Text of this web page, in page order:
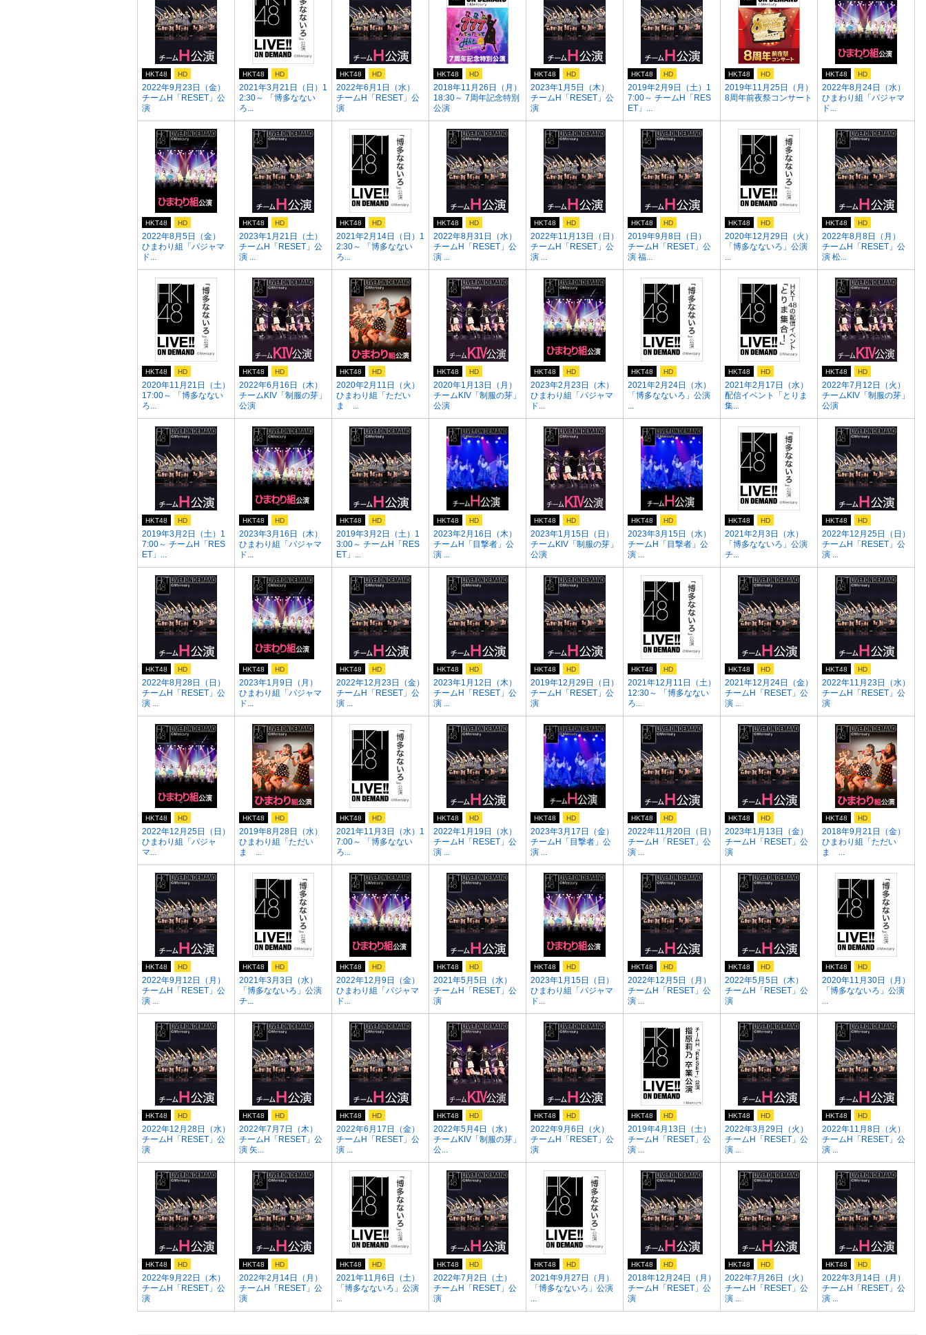
2022年9月23日（金）
チームH「RESET」公
演
HKT48 HD
2021年3月21日（日）1
2:30～ 「博多なない
ろ...
HKT48 HD
2022年6月1日（水）
チームH「RESET」公
演
HKT48 HD
2018年11月26日（月）
18:30～ 7周年記念特別
公演
HKT48 HD
2023年1月5日（木）
チームH「RESET」公
演
HKT48 HD
2019年2月9日（土）1
7:00～ チームH「RES
ET」...
HKT48 HD
2019年11月25日（月）
8周年前夜祭コンサート
HKT48 HD
2022年8月24日（水）
ひまわり組「パジャマ
ド...
HKT48 HD
2022年8月5日（金）
ひまわり組「パジャマ
ド...
HKT48 HD
2023年1月21日（土）
チームH「RESET」公
演 ...
HKT48 HD
2021年2月14日（日）1
2:30～ 「博多なない
ろ...
HKT48 HD
2022年8月31日（水）
チームH「RESET」公
演 ...
HKT48 HD
2022年11月13日（日）
チームH「RESET」公
演 ...
HKT48 HD
2019年9月8日（日）
チームH「RESET」公
演 福...
HKT48 HD
2020年12月29日（火）
「博多なないろ」公演
...
HKT48 HD
2022年8月8日（月）
チームH「RESET」公
演 松...
HKT48 HD
2020年11月21日（土）
17:00～ 「博多なない
ろ...
HKT48 HD
2022年6月16日（木）
チームKIV「制服の芽」
公演
HKT48 HD
2020年2月11日（火）
ひまわり組「ただい
ま ...
HKT48 HD
2020年1月13日（月）
チームKIV「制服の芽」
公演
HKT48 HD
2023年2月23日（木）
ひまわり組「パジャマ
ド...
HKT48 HD
2021年2月24日（水）
「博多なないろ」公演
...
HKT48 HD
2021年2月17日（水）
配信イベント「とりま
集...
HKT48 HD
2022年7月12日（火）
チームKIV「制服の芽」
公演
HKT48 HD
2019年3月2日（土）1
7:00～ チームH「RES
ET」...
HKT48 HD
2023年3月16日（木）
ひまわり組「パジャマ
ド...
HKT48 HD
2019年3月2日（土）1
3:00～ チームH「RES
ET」...
HKT48 HD
2023年2月16日（木）
チームH「目撃者」公
演 ...
HKT48 HD
2023年1月15日（日）
チームKIV「制服の芽」
公演
HKT48 HD
2023年3月15日（水）
チームH「目撃者」公
演 ...
HKT48 HD
2021年2月3日（水）
「博多なないろ」公演
チ...
HKT48 HD
2022年12月25日（日）
チームH「RESET」公
演 ...
HKT48 HD
2022年8月28日（日）
チームH「RESET」公
演 ...
HKT48 HD
2023年1月9日（月）
ひまわり組「パジャマ
ド...
HKT48 HD
2022年12月23日（金）
チームH「RESET」公
演 ...
HKT48 HD
2023年1月12日（木）
チームH「RESET」公
演 ...
HKT48 HD
2019年12月29日（日）
チームH「RESET」公
演
HKT48 HD
2021年12月11日（土）
12:30～ 「博多なない
ろ...
HKT48 HD
2021年12月24日（金）
チームH「RESET」公
演 ...
HKT48 HD
2022年11月23日（水）
チームH「RESET」公
演
HKT48 HD
2022年12月25日（日）
ひまわり組「パジャ
マ...
HKT48 HD
2019年8月28日（水）
ひまわり組「ただい
ま ...
HKT48 HD
2021年11月3日（水）1
7:00～ 「博多なない
ろ...
HKT48 HD
2022年1月19日（水）
チームH「RESET」公
演 ...
HKT48 HD
2023年3月17日（金）
チームH「目撃者」公
演 ...
HKT48 HD
2022年11月20日（日）
チームH「RESET」公
演 ...
HKT48 HD
2023年1月13日（金）
チームH「RESET」公
演
HKT48 HD
2018年9月21日（金）
ひまわり組「ただい
ま ...
HKT48 HD
2022年9月12日（月）
チームH「RESET」公
演 ...
HKT48 HD
2021年3月3日（水）
「博多なないろ」公演
チ...
HKT48 HD
2022年12月9日（金）
ひまわり組「パジャマ
ド...
HKT48 HD
2021年5月5日（水）
チームH「RESET」公
演
HKT48 HD
2023年1月15日（日）
ひまわり組「パジャマ
ド...
HKT48 HD
2022年12月5日（月）
チームH「RESET」公
演 ...
HKT48 HD
2022年5月5日（木）
チームH「RESET」公
演
HKT48 HD
2020年11月30日（月）
「博多なないろ」公演
...
HKT48 HD
2022年12月28日（水）
チームH「RESET」公
演
HKT48 HD
2022年7月7日（木）
チームH「RESET」公
演 矢...
HKT48 HD
2022年6月17日（金）
チームH「RESET」公
演 ...
HKT48 HD
2022年5月4日（水）
チームKIV「制服の芽」
公...
HKT48 HD
2022年9月6日（火）
チームH「RESET」公
演
HKT48 HD
2019年4月13日（土）
チームH「RESET」公
演 ...
HKT48 HD
2022年3月29日（火）
チームH「RESET」公
演 ...
HKT48 HD
2022年11月8日（火）
チームH「RESET」公
演 ...
HKT48 HD
2022年9月22日（木）
チームH「RESET」公
演
HKT48 HD
2022年2月14日（月）
チームH「RESET」公
演
HKT48 HD
2021年11月6日（土）
「博多なないろ」公演
...
HKT48 HD
2022年7月2日（土）
チームH「RESET」公
演
HKT48 HD
2021年9月27日（月）
「博多なないろ」公演
...
HKT48 HD
2018年12月24日（月）
チームH「RESET」公
演
HKT48 HD
2022年7月26日（火）
チームH「RESET」公
演 ...
HKT48 HD
2022年3月14日（月）
チームH「RESET」公
演 ...
HKT48 HD